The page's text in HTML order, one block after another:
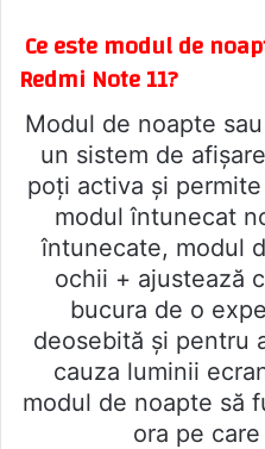
Ce este modul de
Redmi Note 11?
Modul de noapte
un sistem de
poți activa și
modul întunecat
întunecate, modul
ochii + ajustează
bucura de o
deosebită și pentru
cauza luminii
modul de noapte să
ora pe